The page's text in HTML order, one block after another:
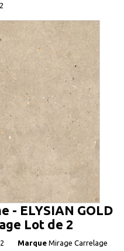
- ELYSIAN GOLD
Lot de 2
Marque Mirage Carrelage